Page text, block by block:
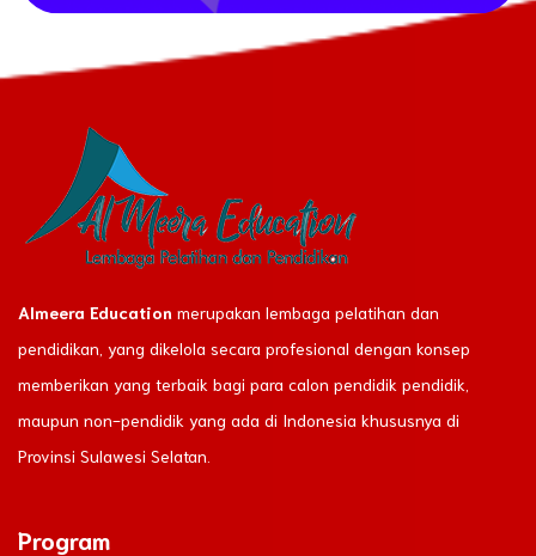
Almeera Education merupakan lembaga pelatihan dan
pendidikan, yang dikelola secara profesional dengan konsep
memberikan yang terbaik bagi para calon pendidik pendidik,
maupun non-pendidik yang ada di Indonesia khususnya di
Provinsi Sulawesi Selatan.
Program